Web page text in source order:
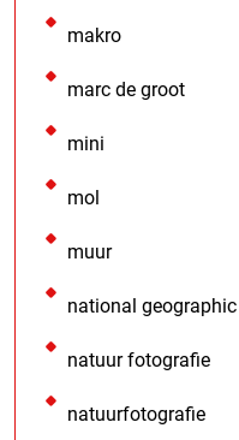
makro
marc de groot
mini
mol
muur
national geographic
natuur fotografie
natuurfotografie